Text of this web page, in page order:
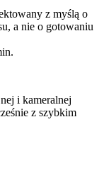
z myślą o
a nie o gotowaniu
i kameralnej
z szybkim